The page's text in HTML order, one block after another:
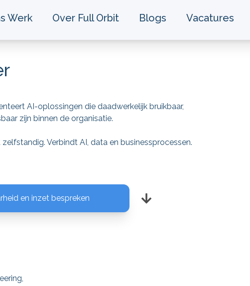
Werk Over Full Orbit Blogs Vacatures
AI-oplossingen die daadwerkelijk bruikbaar,
zijn binnen de organisatie.
Verbindt AI, data en businessprocessen.
en inzet bespreken